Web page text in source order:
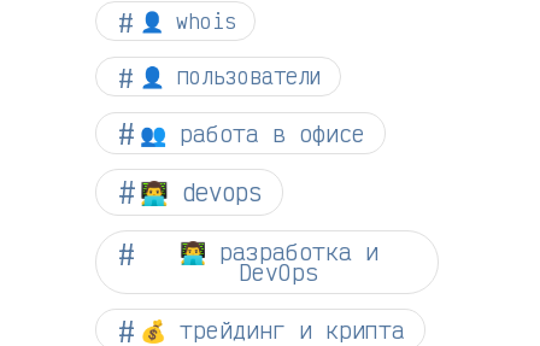
👤 whois
👤 пользователи
👥 работа в офисе
👨‍💻 devops
👨‍💻 разработка и
DevOps
💰 трейдинг и крипта